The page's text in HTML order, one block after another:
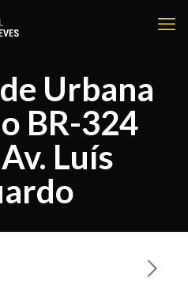
Urbana
BR-324
Luís